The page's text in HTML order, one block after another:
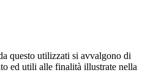
questo utilizzati si avvalgono di
ed utili alle finalità illustrate nella